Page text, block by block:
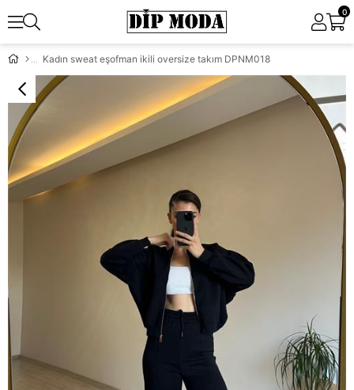
0
Kadın sweat eşofman ikili oversize takım DPNM018